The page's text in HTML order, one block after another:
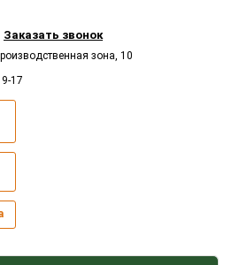
Заказать звонок
зона, 10
17